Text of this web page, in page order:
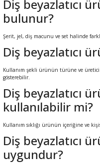
Diş beyazlatıcı
bulunur?
Şerit, jel, diş macunu ve set halinde
Diş beyazlatıcı
Kullanım şekli ürünün türüne ve
gösterebilir.
Diş beyazlatıcı
kullanılabilir mi?
Kullanım sıklığı ürünün içeriğine ve
Diş beyazlatıcı
uygundur?